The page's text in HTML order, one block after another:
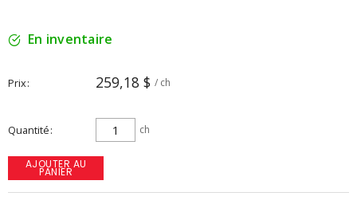
En inventaire
Prix 259,18 $ / ch
Quantité ch
AJOUTER AU
PANIER